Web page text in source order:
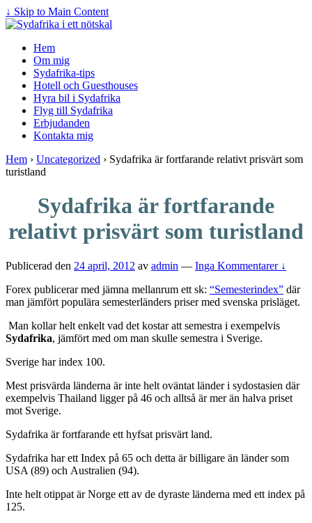
↓ Skip to Main Content
Hem
Om mig
Sydafrika-tips
Hotell och Guesthouses
Hyra bil i Sydafrika
Flyg till Sydafrika
Erbjudanden
Kontakta mig
Hem › Uncategorized › Sydafrika är fortfarande relativt prisvärt som
turistland
Sydafrika är fortfarande
relativt prisvärt som turistland
Publicerad den 24 april, 2012 av admin — Inga Kommentarer ↓
Forex publicerar med jämna mellanrum ett sk: “Semesterindex” där
man jämfört populära semesterländers priser med svenska prisläget.
Man kollar helt enkelt vad det kostar att semestra i exempelvis
Sydafrika, jämfört med om man skulle semestra i Sverige.
Sverige har index 100.
Mest prisvärda länderna är inte helt oväntat länder i sydostasien där
exempelvis Thailand ligger på 46 och alltså är mer än halva priset
mot Sverige.
Sydafrika är fortfarande ett hyfsat prisvärt land.
Sydafrika har ett Index på 65 och detta är billigare än länder som
USA (89) och Australien (94).
Inte helt otippat är Norge ett av de dyraste länderna med ett index på
125.